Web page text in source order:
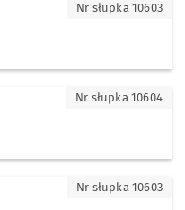
Nr słupka 10603
Nr słupka 10604
Nr słupka 10603